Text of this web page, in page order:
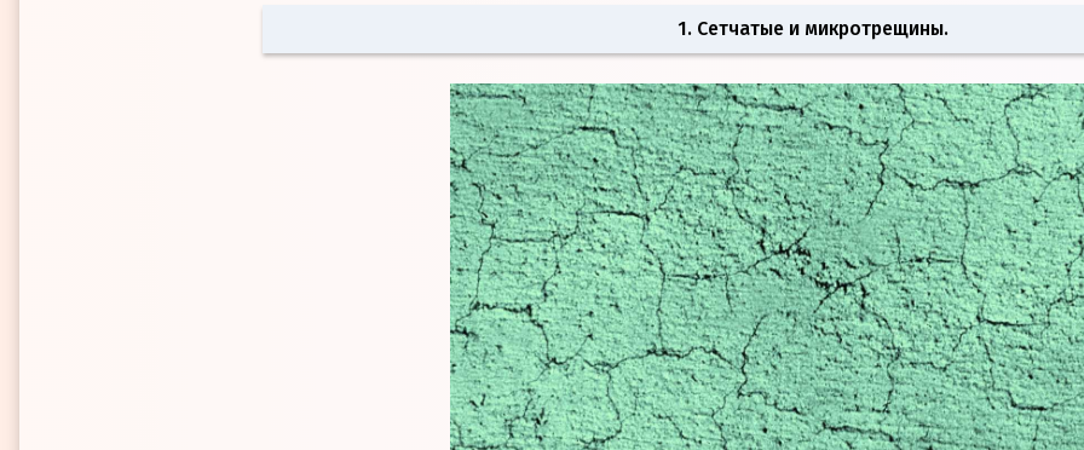
1. Сетчатые и микротрещины.